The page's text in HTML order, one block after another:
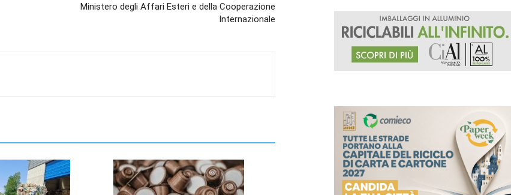
Ministero degli Affari Esteri e della Cooperazione
Internazionale